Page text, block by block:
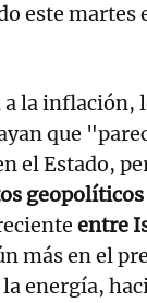
este martes
a la inflación,
que
el Estado,
geopolíticos
entre
más en el
energía,